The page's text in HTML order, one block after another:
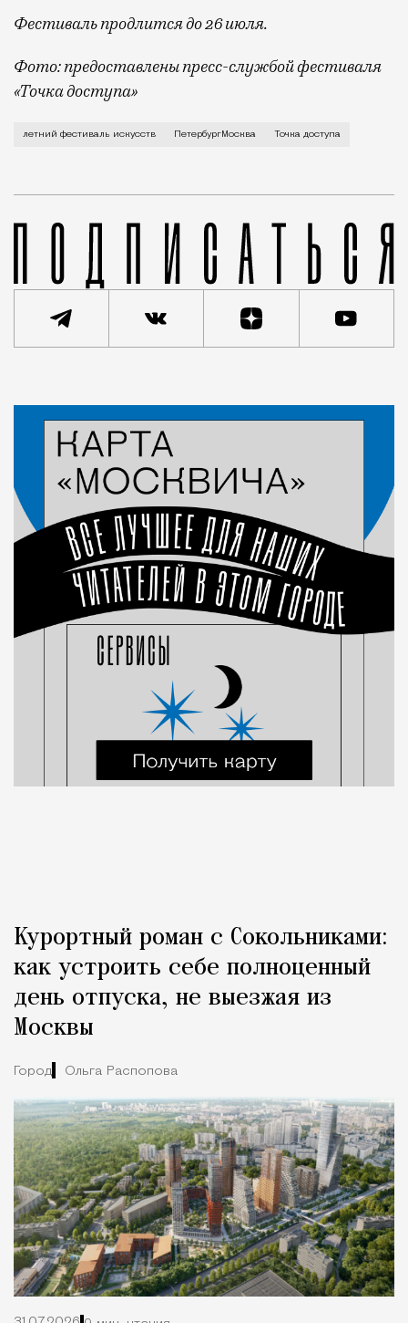
Фестиваль продлится до 26 июля.
Фото: предоставлены пресс-службой фестиваля
«Точка доступа»
В Петербурге в седьмой раз проходит
летний фестиваль искусств ПетербургМосква Точка доступа
Статья
Город
Редакция Москвич Mag
Курортный роман с Сокольниками:
как устроить себе полноценный
день отпуска, не выезжая из
Москвы
Город Ольга Распопова